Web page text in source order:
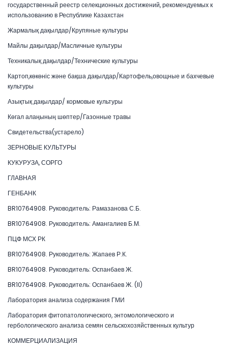
государственный реестр селекционных достижений, рекомендуемых к
использованию в Республике Казахстан
Жармалық дақылдар/Крупяные культуры
Майлы дақылдар/Масличные культуры
Техникалық дақылдар/Технические культуры
Картоп,көкөніс және бақша дақылдар/Картофель,овощные и бахчевые
культуры
Азықтық дақылдар/ кормовые культуры
Көгал алаңының шөптер/Газонные травы
Свидетельства(устарело)
ЗЕРНОВЫЕ КУЛЬТУРЫ
КУКУРУЗА, СОРГО
ГЛАВНАЯ
ГЕНБАНК
BR10764908. Руководитель: Рамазанова С.Б.
BR10764908. Руководитель: Амангалиев Б.М.
ПЦФ МСХ РК
BR10764908. Руководитель: Жапаев Р.К.
BR10764908. Руководитель: Оспанбаев Ж.
BR10764908. Руководитель: Оспанбаев Ж. (II)
Лаборатория анализа содержания ГМИ
Лаборатория фитопатологического, энтомологического и
гербологического анализа семян сельскохозяйственных культур
КОММЕРЦИАЛИЗАЦИЯ